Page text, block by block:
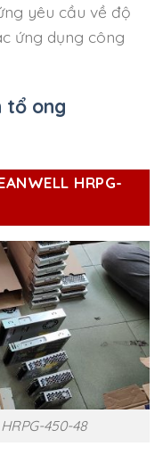
yêu cầu về độ
ứng dụng công
tổ ong
HRPG-
450-48